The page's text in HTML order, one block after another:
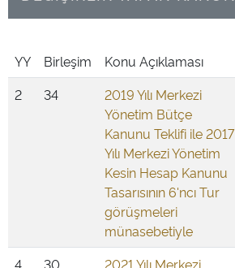
YY Birleşim Konu Açıklaması
2
34
2019 Yılı Merkezi
Yönetim Bütçe
Kanunu Teklifi ile 2017
Yılı Merkezi Yönetim
Kesin Hesap Kanunu
Tasarısının 6'ncı Tur
görüşmeleri
münasebetiyle
4 30
2021 Yılı Merkezi